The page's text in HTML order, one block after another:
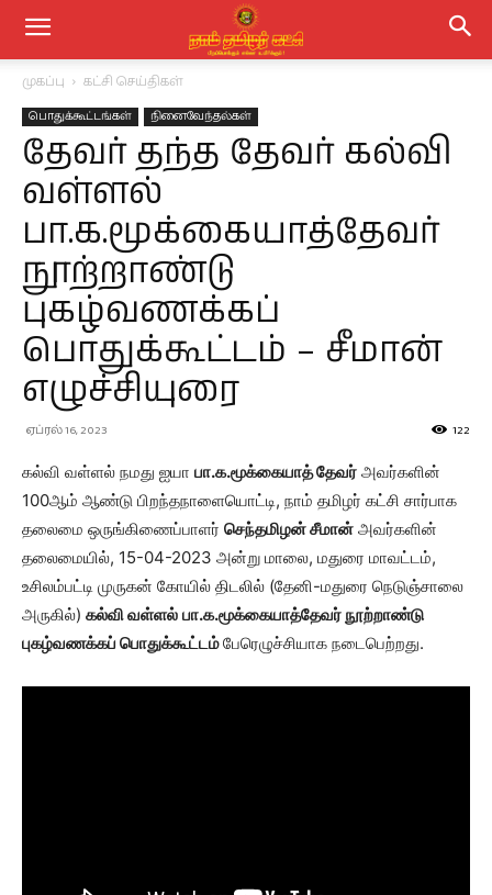
முகப்பு கட்சி செய்திகள்
பொதுக்கூட்டங்கள் நினைவேந்தல்கள்
தேவர் தந்த தேவர் கல்வி
வள்ளல்
பா.க.மூக்கையாத்தேவர்
நூற்றாண்டு
புகழ்வணக்கப்
பொதுக்கூட்டம் – சீமான்
எழுச்சியுரை
ஏப்ரல் 16, 2023 122
கல்வி வள்ளல் நமது ஐயா பா.க.மூக்கையாத் தேவர் அவர்களின்
100ஆம் ஆண்டு பிறந்தநாளையொட்டி, நாம் தமிழர் கட்சி சார்பாக
தலைமை ஒருங்கிணைப்பாளர் செந்தமிழன் சீமான் அவர்களின்
தலைமையில், 15-04-2023 அன்று மாலை, மதுரை மாவட்டம்,
உசிலம்பட்டி முருகன் கோயில் திடலில் (தேனி-மதுரை நெடுஞ்சாலை
அருகில்) கல்வி வள்ளல் பா.க.மூக்கையாத்தேவர் நூற்றாண்டு
புகழ்வணக்கப் பொதுக்கூட்டம்பேரெழுச்சியாக நடைபெற்றது.